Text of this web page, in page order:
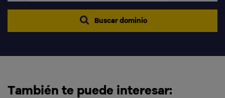
Buscar dominio
También te puede interesar: